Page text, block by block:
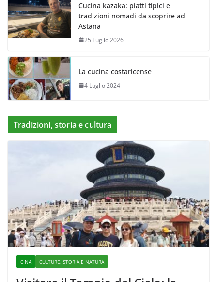
Cucina kazaka: piatti tipici e
tradizioni nomadi da scoprire ad
Astana
25 Luglio 2026
La cucina costaricense
4 Luglio 2024
Tradizioni, storia e cultura
CINA CULTURE, STORIA E NATURA